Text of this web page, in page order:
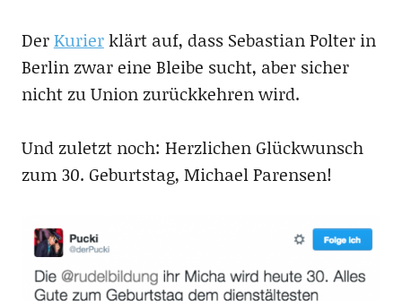
DerKurierklärt auf, dass Sebastian Polter in
Berlin zwar eine Bleibe sucht, aber sicher
nicht zu Union zurückkehren wird.
Und zuletzt noch: Herzlichen Glückwunsch
zum 30. Geburtstag, Michael Parensen!